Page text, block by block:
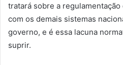
tratará sobre a
com os demais sistemas
governo, e é essa lacuna
suprir.